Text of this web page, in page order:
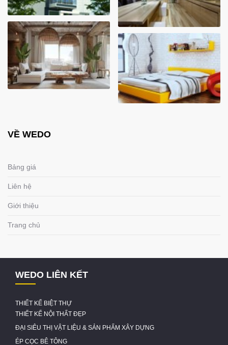
VỀ WEDO
Bảng giá
Liên hệ
Giới thiệu
Trang chủ
WEDO LIÊN KẾT
THIẾT KẾ BIỆT THỰ
THIẾT KẾ NỘI THẤT ĐẸP
ĐẠI SIÊU THỊ VẬT LIỆU & SẢN PHẨM XÂY DỰNG
ÉP CỌC BÊ TÔNG